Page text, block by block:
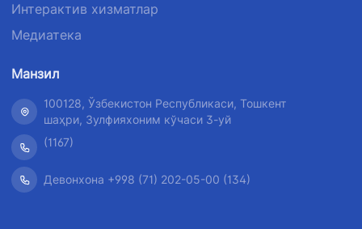
Интерактив хизматлар
Медиатека
Манзил
100128, Ўзбекистон Республикаси, Тошкент
шаҳри, Зулфияхоним кўчаси 3-уй
(1167)
Девонхона +998 (71) 202-05-00 (134)